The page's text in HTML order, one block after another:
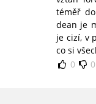
téměř
dean je
je cizí, v
co si
0
0